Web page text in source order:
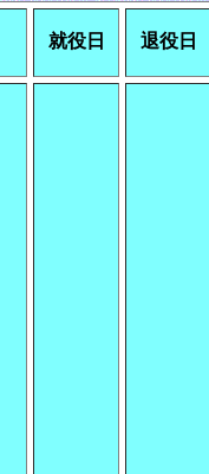
就役日 退役日